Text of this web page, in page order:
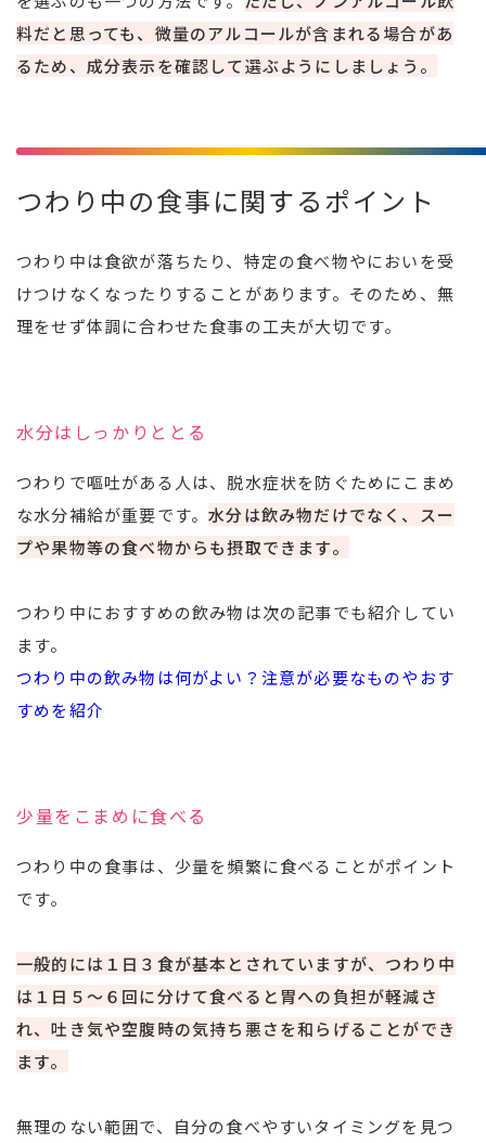
料だと思っても、微量のアルコールが含まれる場合があ
るため、成分表示を確認して選ぶようにしましょう。
つわり中の食事に関するポイント
つわり中は食欲が落ちたり、特定の食べ物やにおいを受
けつけなくなったりすることがあります。そのため、無
理をせず体調に合わせた食事の工夫が大切です。
水分はしっかりととる
つわりで嘔吐がある人は、脱水症状を防ぐためにこまめ
な水分補給が重要です。水分は飲み物だけでなく、スー
プや果物等の食べ物からも摂取できます。
つわり中におすすめの飲み物は次の記事でも紹介してい
ます。
つわり中の飲み物は何がよい？注意が必要なものやおす
すめを紹介
少量をこまめに食べる
つわり中の食事は、少量を頻繁に食べることがポイント
です。
一般的には１日３食が基本とされていますが、つわり中
は１日５〜６回に分けて食べると胃への負担が軽減さ
れ、吐き気や空腹時の気持ち悪さを和らげることができ
ます。
無理のない範囲で、自分の食べやすいタイミングを見つ